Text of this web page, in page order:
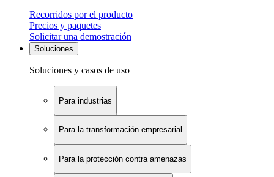
Recorridos por el producto
Precios y paquetes
Solicitar una demostración
Soluciones
Soluciones y casos de uso
Para industrias
Para la transformación empresarial
Para la protección contra amenazas